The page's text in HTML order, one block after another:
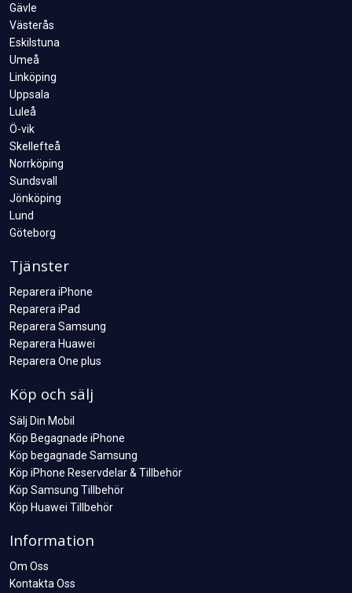
Gävle
Västerås
Eskilstuna
Umeå
Linköping
Uppsala
Luleå
Ö-vik
Skellefteå
Norrköping
Sundsvall
Jönköping
Lund
Göteborg
Tjänster
Reparera iPhone
Reparera iPad
Reparera Samsung
Reparera Huawei
Reparera One plus
Köp och sälj
Sälj Din Mobil
Köp Begagnade iPhone
Köp begagnade Samsung
Köp iPhone Reservdelar & Tillbehör
Köp Samsung Tillbehör
Köp Huawei Tillbehör
Information
Om Oss
Kontakta Oss